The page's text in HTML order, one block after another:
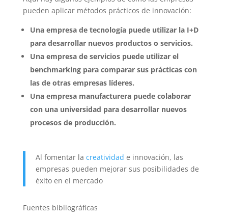
pueden aplicar métodos prácticos de innovación:
Una empresa de tecnología puede utilizar la I+D
para desarrollar nuevos productos o servicios.
Una empresa de servicios puede utilizar el
benchmarking para comparar sus prácticas con
las de otras empresas líderes.
Una empresa manufacturera puede colaborar
con una universidad para desarrollar nuevos
procesos de producción.
Al fomentar la creatividad e innovación, las
empresas pueden mejorar sus posibilidades de
éxito en el mercado
Fuentes bibliográficas